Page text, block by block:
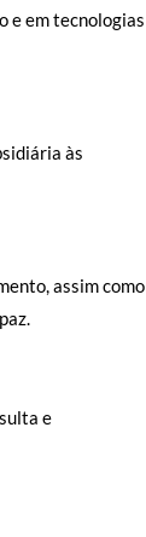
e em tecnologias
às
assim como
e